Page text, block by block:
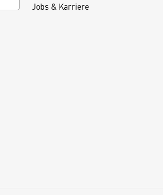
Jobs & Karriere